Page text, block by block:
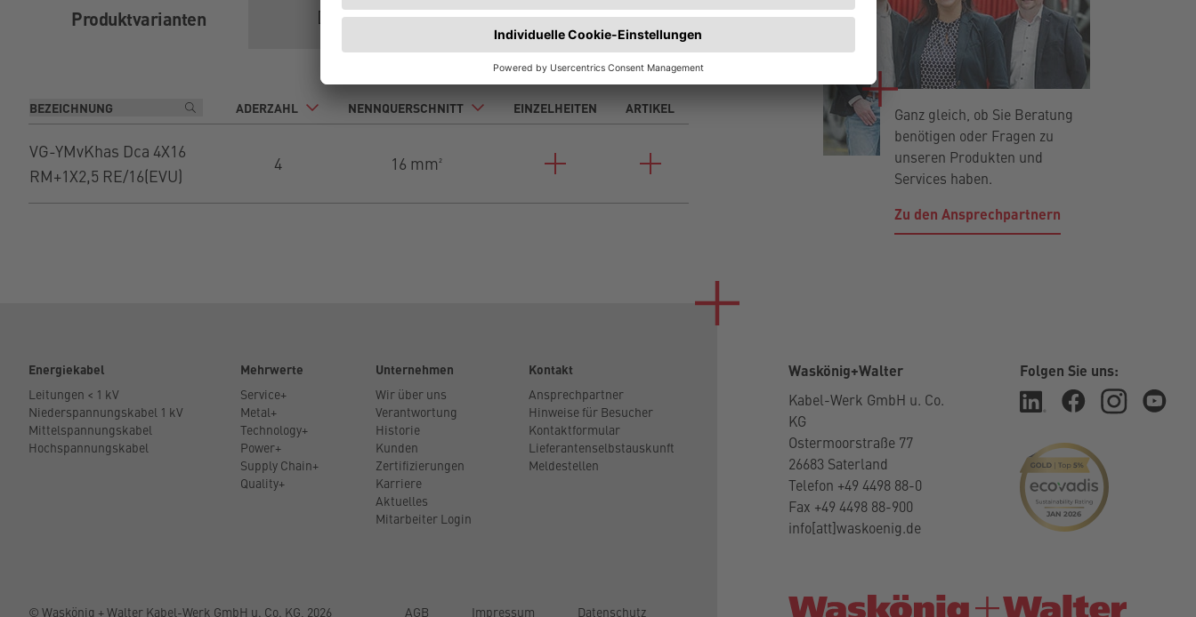
Produktvarianten Downloads Unter- und Überlängen
ADERZAHL NENNQUERSCHNITT EINZELHEITEN ARTIKEL
VG-YMvKhas Dca 4X16
RM+1X2,5 RE/16(EVU)
4 16 mm²
Ganz gleich, ob Sie Beratung
benötigen oder Fragen zu
unseren Produkten und
Services haben.
Zu den Ansprechpartnern
Energiekabel
Leitungen < 1 kV
Niederspannungskabel 1 kV
Mittelspannungskabel
Hochspannungskabel
Mehrwerte
Service+
Metal+
Technology+
Power+
Supply Chain+
Quality+
Unternehmen
Wir über uns
Verantwortung
Historie
Kunden
Zertifizierungen
Karriere
Aktuelles
Mitarbeiter Login
Kontakt
Ansprechpartner
Hinweise für Besucher
Kontaktformular
Lieferantenselbstauskunft
Meldestellen
Waskönig+Walter
Kabel-Werk GmbH u. Co.
KG
Ostermoorstraße 77
26683 Saterland
Telefon +49 4498 88-0
Fax +49 4498 88-900
info[att]waskoenig.de
Folgen Sie uns:
© Waskönig + Walter Kabel-Werk GmbH u. Co. KG, 2026 AGB Impressum Datenschutz